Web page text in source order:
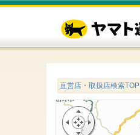
直営店・取扱店検索TOP